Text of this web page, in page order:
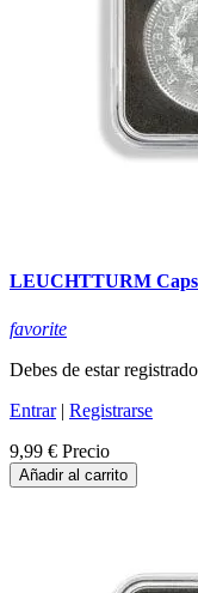
LEUCHTTURM
favorite
Debes de estar registrado
Entrar| Registrarse
9,99 € Precio
Añadir al carrito